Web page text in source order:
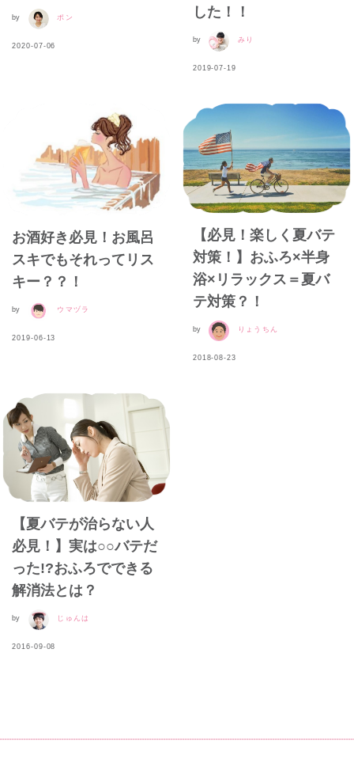
by ポン
2020-07-06
した！！
by みり
2019-07-19
お酒好き必見！お風呂
スキでもそれってリス
キー？？！
by ウマヅラ
2019-06-13
【必見！楽しく夏バテ
対策！】おふろ×半身
浴×リラックス＝夏バ
テ対策？！
by りょうちん
2018-08-23
【夏バテが治らない人
必見！】実は○○バテだ
った!?おふろでできる
解消法とは？
by じゅんは
2016-09-08